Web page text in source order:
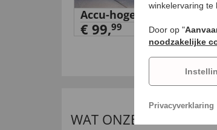
Accu-hogedrukreiniger
€ 99,99
WAT ONZE
winkelervaring te
Door op "
noodzakelijke
Privacyverklaring